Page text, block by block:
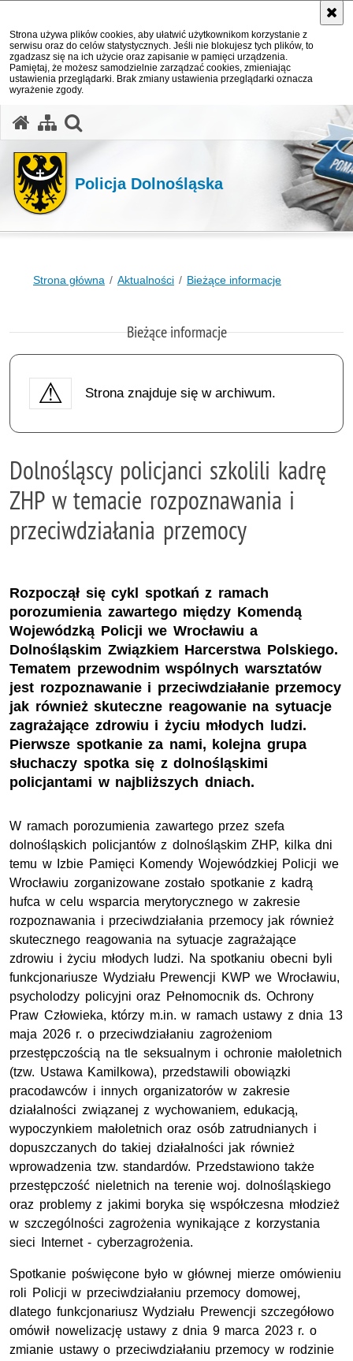
Strona używa plików cookies, aby ułatwić użytkownikom korzystanie z
serwisu oraz do celów statystycznych. Jeśli nie blokujesz tych plików, to
zgadzasz się na ich użycie oraz zapisanie w pamięci urządzenia.
Pamiętaj, że możesz samodzielnie zarządzać cookies, zmieniając
ustawienia przeglądarki. Brak zmiany ustawienia przeglądarki oznacza
wyrażenie zgody.
Policja Dolnośląska
Strona główna Aktualności Bieżące informacje
Bieżące informacje
Strona znajduje się w archiwum.
Dolnośląscy policjanci szkolili kadrę
ZHP w temacie rozpoznawania i
przeciwdziałania przemocy
Rozpoczął się cykl spotkań z ramach
porozumienia zawartego między Komendą
Wojewódzką Policji we Wrocławiu a
Dolnośląskim Związkiem Harcerstwa Polskiego.
Tematem przewodnim wspólnych warsztatów
jest rozpoznawanie i przeciwdziałanie przemocy
jak również skuteczne reagowanie na sytuacje
zagrażające zdrowiu i życiu młodych ludzi.
Pierwsze spotkanie za nami, kolejna grupa
słuchaczy spotka się z dolnośląskimi
policjantami w najbliższych dniach.
W ramach porozumienia zawartego przez szefa
dolnośląskich policjantów z dolnośląskimZHP, kilka dni
temu w Izbie Pamięci Komendy Wojewódzkiej Policji we
Wrocławiu zorganizowane zostało spotkanie z kadrą
hufca w celu wsparcia merytorycznego w zakresie
rozpoznawania i przeciwdziałania przemocy jak również
skutecznego reagowania na sytuacje zagrażające
zdrowiu i życiu młodych ludzi. Na spotkaniu obecni byli
funkcjonariusze Wydziału Prewencji KWP we Wrocławiu,
psycholodzy policyjni oraz Pełnomocnikds. Ochrony
Praw Człowieka, którzy m.in.w ramach ustawy z dnia 13
maja 2026 r. o przeciwdziałaniu zagrożeniom
przestępczością na tle seksualnym i ochronie małoletnich
(tzw. Ustawa Kamilkowa), przedstawili obowiązki
pracodawców i innych organizatorów w zakresie
działalności związanej z wychowaniem, edukacją,
wypoczynkiem małoletnich oraz osób zatrudnianych i
dopuszczanych do takiej działalności jak również
wprowadzenia tzw. standardów. Przedstawiono także
przestępczość nieletnich na tereniewoj. dolnośląskiego
oraz problemy z jakimi boryka się współczesna młodzież
w szczególności zagrożenia wynikające z korzystania
sieci Internet - cyberzagrożenia.
Spotkanie poświęcone było w głównej mierze omówieniu
roli Policji w przeciwdziałaniu przemocy domowej,
dlatego funkcjonariusz Wydziału Prewencji szczegółowo
omówił nowelizację ustawy z dnia 9 marca 2023r.o
zmianie ustawy o przeciwdziałaniu przemocy w rodzinie